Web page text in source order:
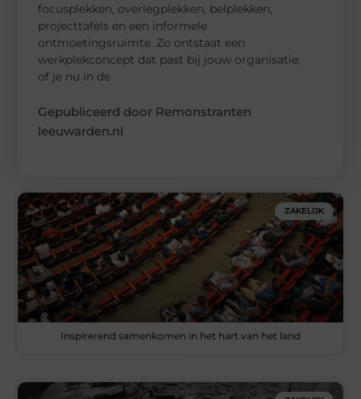
focusplekken, overlegplekken, belplekken,
projecttafels en een informele
ontmoetingsruimte. Zo ontstaat een
werkplekconcept dat past bij jouw organisatie,
of je nu in de
Gepubliceerd door Remonstranten
leeuwarden.nl
ZAKELIJK
Inspirerend samenkomen in het hart van het land